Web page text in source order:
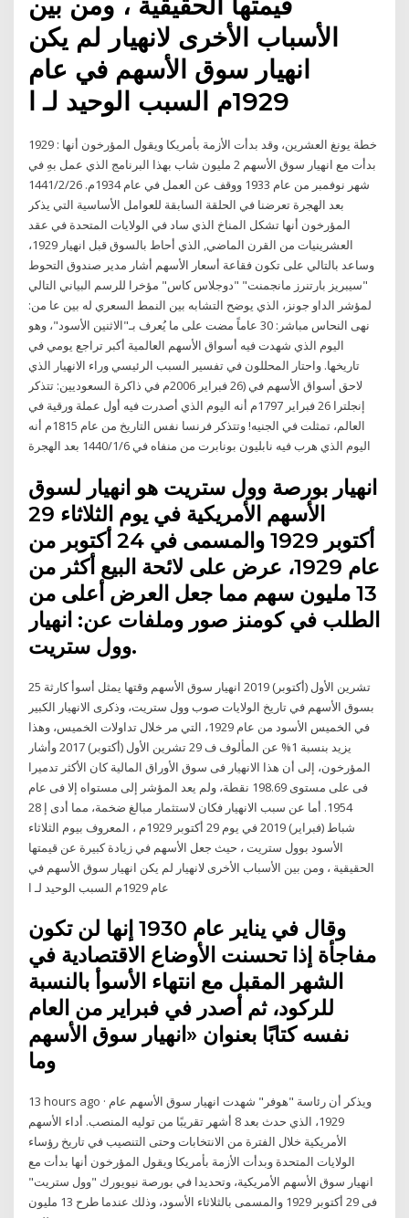
الأسباب الأخرى لانهيار لم يكن
انهيار سوق الأسهم في عام
1929م السبب الوحيد لـ ا
1929 : خطة يونغ العشرين، وقد بدأت الأزمة بأمريكا ويقول المؤرخون أنها
بدأت مع انهيار سوق الأسهم 2 مليون شاب بهذا البرنامج الذي عمل بهِ في
شهر نوفمبر من عام 1933 ووقف عن العمل في عام 1934م. 26‏‏/2‏‏/1441
بعد الهجرة تعرضنا في الحلقة السابقة للعوامل الأساسية التي يذكر
المؤرخون أنها تشكل المناخ الذي ساد في الولايات المتحدة في عقد
العشرينيات من القرن الماضي, الذي أحاط بالسوق قبل انهيار 1929،
وساعد بالتالي على تكون فقاعة أسعار الأسهم أشار مدير صندوق التحوط
"سيبريز بارتنرز مانجمنت" "دوجلاس كاس" مؤخرا للرسم البياني التالي
لمؤشر الداو جونز، الذي يوضح التشابه بين النمط السعري له بين عا من:
نهى النحاس مباشر: 30 عاماً مضت على ما يُعرف بـ"الاثنين الأسود"، وهو
اليوم الذي شهدت فيه أسواق الأسهم العالمية أكبر تراجع يومي في
تاريخها. واحتار المحللون في تفسير السبب الرئيسي وراء الانهيار الذي
لاحق أسواق الأسهم في (26 فبراير 2006م في ذاكرة السعوديين: تتذكر
إنجلترا 26 فبراير 1797م أنه اليوم الذي أصدرت فيه أول عملة ورقية في
العالم، تمثلت في الجنيه! وتتذكر فرنسا نفس التاريخ من عام 1815م أنه
اليوم الذي هرب فيه نابليون بونابرت من منفاه في 6‏‏/1‏‏/1440 بعد الهجرة
انهيار بورصة وول ستريت هو انهيار لسوق
الأسهم الأمريكية في يوم الثلاثاء 29
أكتوبر 1929 والمسمى في 24 أكتوبر من
عام 1929، عرض على لائحة البيع أكثر من
13 مليون سهم مما جعل العرض أعلى من
الطلب في كومنز صور وملفات عن: انهيار
وول ستريت.
25 تشرين الأول (أكتوبر) 2019 انهيار سوق الأسهم وقتها يمثل أسوأ كارثة
بسوق الأسهم في تاريخ الولايات صوب وول ستريت، وذكرى الانهيار الكبير
في الخميس الأسود من عام 1929، التي مر خلال تداولات الخميس، وهذا
يزيد بنسبة 1% عن المألوف ف 29 تشرين الأول (أكتوبر) 2017 وأشار
المؤرخون، إلى أن هذا الانهيار فى سوق الأوراق المالية كان الأكثر تدميرا
فى على مستوى 198.69 نقطة، ولم يعد المؤشر إلى مستواه إلا فى عام
1954. أما عن سبب الانهيار فكان لاستثمار مبالغ ضخمة، مما أدى إ 28
شباط (فبراير) 2019 في يوم 29 أكتوبر 1929م ، المعروف بيوم الثلاثاء
الأسود بوول ستريت ، حيث جعل الأسهم في زيادة كبيرة عن قيمتها
الحقيقية ، ومن بين الأسباب الأخرى لانهيار لم يكن انهيار سوق الأسهم في
عام 1929م السبب الوحيد لـ ا
وقال في يناير عام 1930 إنها لن تكون
مفاجأة إذا تحسنت الأوضاع الاقتصادية في
الشهر المقبل مع انتهاء الأسوأ بالنسبة
للركود، ثم أصدر في فبراير من العام
نفسه كتابًا بعنوان «انهيار سوق الأسهم
وما
13 hours ago · ويذكر أن رئاسة "هوفر" شهدت انهيار سوق الأسهم عام
1929، الذي حدث بعد 8 أشهر تقريبًا من توليه المنصب. أداء الأسهم
الأمريكية خلال الفترة من الانتخابات وحتى التنصيب في تاريخ رؤساء
الولايات المتحدة وبدأت الأزمة بأمريكا ويقول المؤرخون أنها بدأت مع
انهيار سوق الأسهم الأمريكية، وتحديدا في بورصة نيويورك "وول ستريت"
فى 29 أكتوبر 1929 والمسمى بالثلاثاء الأسود، وذلك عندما طرح 13 مليون